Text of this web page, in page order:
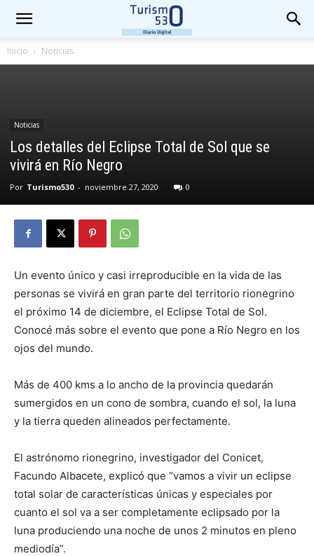
Inicio Noticias
Noticias
Los detalles del Eclipse Total de Sol que se
vivirá en Río Negro
Por Turismo530 - noviembre 27, 2020 0
Un evento único y casi irreproducible en la vida de las
personas se vivirá en gran parte del territorio rionegrino
el próximo 14 de diciembre, el Eclipse Total de Sol.
Conocé más sobre el evento que pone a Río Negro en los
ojos del mundo.
Más de 400 kms a lo ancho de la provincia quedarán
sumergidos en un cono de sombra, cuando el sol, la luna
y la tierra queden alineados perfectamente.
El astrónomo rionegrino, investigador del Conicet,
Facundo Albacete, explicó que “vamos a vivir un eclipse
total solar de características únicas y especiales por
cuanto el sol va a ser completamente eclipsado por la
luna produciendo una noche de unos 2 minutos en pleno
mediodía”.